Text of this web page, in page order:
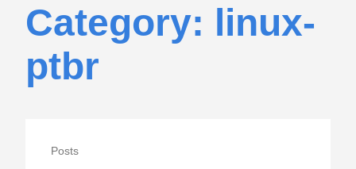
Category: linux-
ptbr
Posts